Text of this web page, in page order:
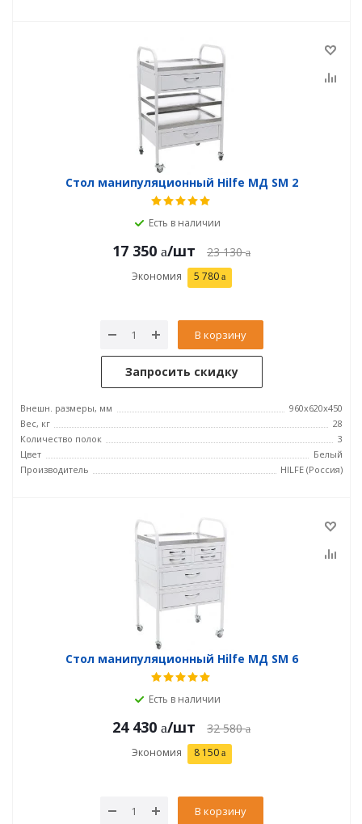
Стол манипуляционный Hilfe МД SM 2
Есть в наличии
17 350 /шт 23 130
Экономия 5 780
В корзину
Запросить скидку
Внешн. размеры, мм
960x620x450
Вес, кг
28
Количество полок
3
Цвет
Белый
Производитель
HILFE (Россия)
Стол манипуляционный Hilfe МД SM 6
Есть в наличии
24 430 /шт 32 580
Экономия 8 150
В корзину